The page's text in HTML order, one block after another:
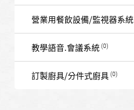
營業用餐飲設備/監視器系統
教學語音.會議系統
訂製廚具/分件式廚具